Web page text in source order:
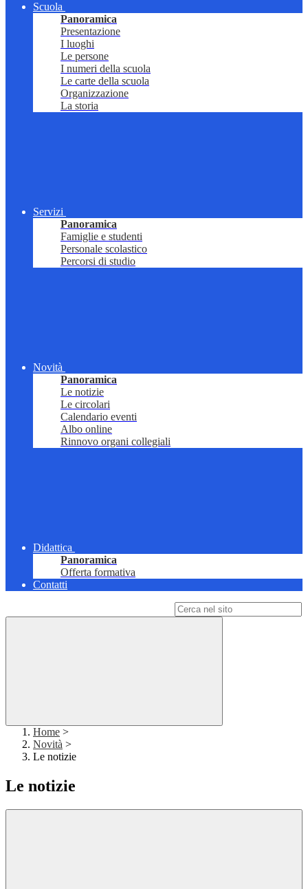
Scuola
Panoramica
Presentazione
I luoghi
Le persone
I numeri della scuola
Le carte della scuola
Organizzazione
La storia
Servizi
Panoramica
Famiglie e studenti
Personale scolastico
Percorsi di studio
Novità
Panoramica
Le notizie
Le circolari
Calendario eventi
Albo online
Rinnovo organi collegiali
Didattica
Panoramica
Offerta formativa
Contatti
Home >
Novità >
Le notizie
Le notizie